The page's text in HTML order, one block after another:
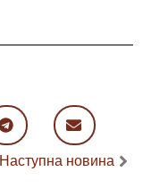
Наступна новина